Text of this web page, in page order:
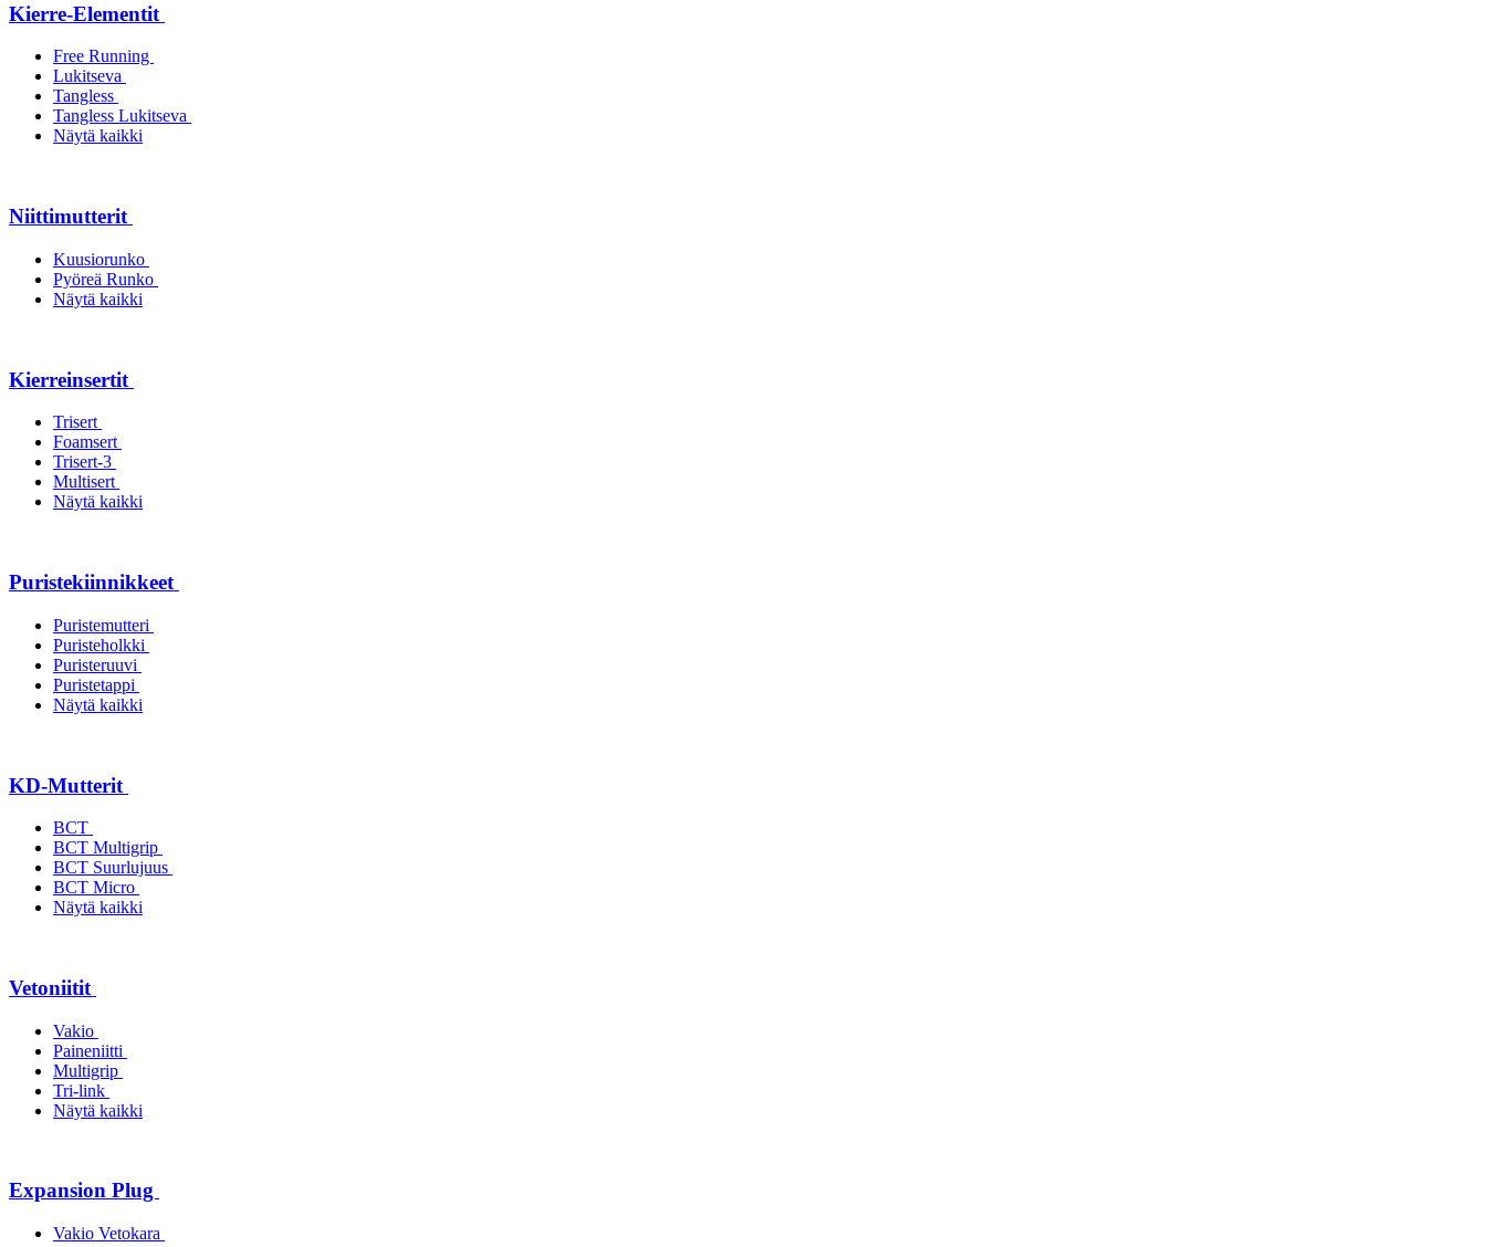
Kierre-Elementit
Free Running
Lukitseva
Tangless
Tangless Lukitseva
Näytä kaikki
Niittimutterit
Kuusiorunko
Pyöreä Runko
Näytä kaikki
Kierreinsertit
Trisert
Foamsert
Trisert-3
Multisert
Näytä kaikki
Puristekiinnikkeet
Puristemutteri
Puristeholkki
Puristeruuvi
Puristetappi
Näytä kaikki
KD-Mutterit
BCT
BCT Multigrip
BCT Suurlujuus
BCT Micro
Näytä kaikki
Vetoniitit
Vakio
Paineniitti
Multigrip
Tri-link
Näytä kaikki
Expansion Plug
Vakio Vetokara